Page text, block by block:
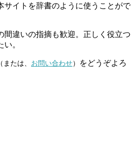
サイトを辞書のように使うことがで
間違いの指摘も歓迎。正しく役立つ
。
（または、 お問い合わせ）
をどうぞよろ